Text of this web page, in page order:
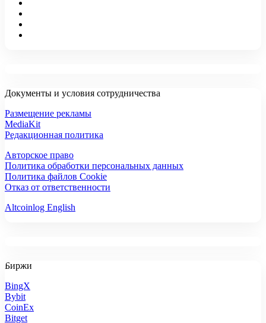
Документы и условия сотрудничества
Размещение рекламы
MediaKit
Редакционная политика
Авторское право
Политика обработки персональных данных
Политика файлов Cookie
Отказ от ответственности
Altcoinlog English
Биржи
BingX
Bybit
CoinEx
Bitget